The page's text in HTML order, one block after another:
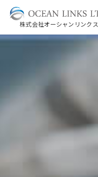
株式会社オーシャンリンクス